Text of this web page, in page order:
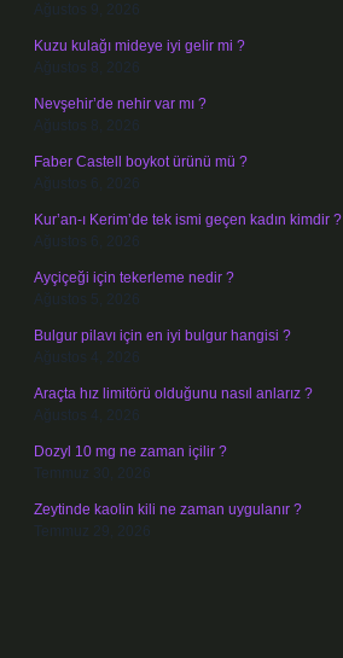
Ağustos 9, 2026
Kuzu kulağı mideye iyi gelir mi ?
Ağustos 8, 2026
Nevşehir’de nehir var mı ?
Ağustos 8, 2026
Faber Castell boykot ürünü mü ?
Ağustos 6, 2026
Kur’an-ı Kerim’de tek ismi geçen kadın kimdir ?
Ağustos 6, 2026
Ayçiçeği için tekerleme nedir ?
Ağustos 5, 2026
Bulgur pilavı için en iyi bulgur hangisi ?
Ağustos 4, 2026
Araçta hız limitörü olduğunu nasıl anlarız ?
Ağustos 4, 2026
Dozyl 10 mg ne zaman içilir ?
Temmuz 30, 2026
Zeytinde kaolin kili ne zaman uygulanır ?
Temmuz 29, 2026